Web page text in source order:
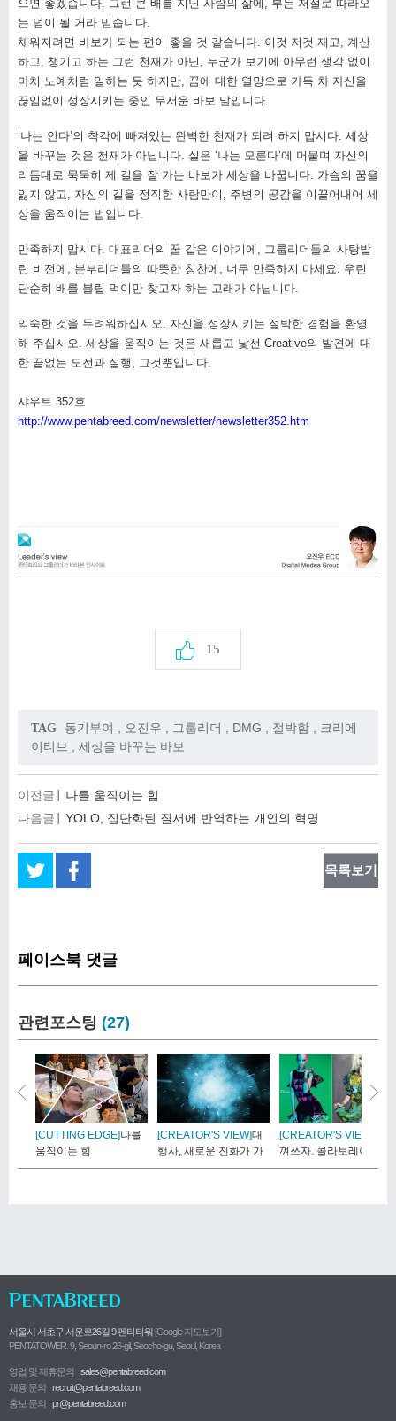
으면 좋겠습니다. 그런 큰 배를 지닌 사람의 삶에, 부는 저절로 따라오
는 덤이 될 거라 믿습니다.
채워지려면 바보가 되는 편이 좋을 것 같습니다. 이것 저것 재고, 계산
하고, 챙기고 하는 그런 천재가 아닌, 누군가 보기에 아무런 생각 없이
마치 노예처럼 일하는 듯 하지만, 꿈에 대한 열망으로 가득 차 자신을
끊임없이 성장시키는 중인 무서운 바보 말입니다.
‘나는 안다’의 착각에 빠져있는 완벽한 천재가 되려 하지 맙시다. 세상
을 바꾸는 것은 천재가 아닙니다. 실은 ‘나는 모른다’에 머물며 자신의
리듬대로 묵묵히 제 길을 잘 가는 바보가 세상을 바꿉니다. 가슴의 꿈을
잃지 않고, 자신의 길을 정직한 사람만이, 주변의 공감을 이끌어내어 세
상을 움직이는 법입니다.
만족하지 맙시다. 대표리더의 꿀 같은 이야기에, 그룹리더들의 사탕발
린 비전에, 본부리더들의 따뜻한 칭찬에, 너무 만족하지 마세요. 우린
단순히 배를 불릴 먹이만 찾고자 하는 고래가 아닙니다.
익숙한 것을 두려워하십시오. 자신을 성장시키는 절박한 경험을 환영
해 주십시오. 세상을 움직이는 것은 새롭고 낯선 Creative의 발견에 대
한 끝없는 도전과 실행, 그것뿐입니다.
샤우트 352호
http://www.pentabreed.com/newsletter/newsletter352.htm
15
TAG 동기부여 , 오진우 , 그룹리더 , DMG , 절박함 , 크리에
이티브 , 세상을 바꾸는 바보
이전글
나를 움직이는 힘
다음글
YOLO, 집단화된 질서에 반역하는 개인의 혁명
목록보기
페이스북 댓글
관련포스팅 (27)
[CUTTING EDGE]나를
움직이는 힘
[CREATOR'S VIEW]대
행사, 새로운 진화가 가
능할..
[CREATOR'S VIEW]
껴쓰자. 콜라보레이션
서울시 서초구 서운로26길 9 펜타타워 [Google 지도보기]
PENTATOWER. 9, Seoun-ro 26-gil, Seocho-gu, Seoul, Korea
영업 및 제휴문의
sales@pentabreed.com
채용 문의
recruit@pentabreed.com
홍보 문의
pr@pentabreed.com